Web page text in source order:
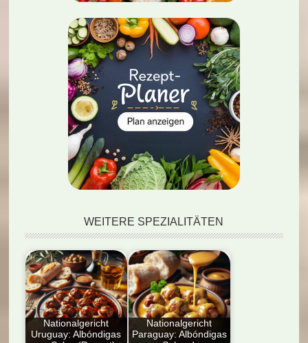
WEITERE SPEZIALITÄTEN
Nationalgericht
Uruguay: Albóndigas
Nationalgericht
Paraguay: Albóndigas